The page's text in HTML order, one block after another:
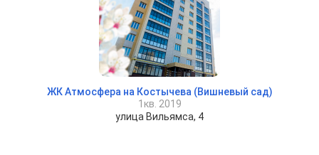
ЖК Атмосфера на Костычева (Вишневый сад)
1кв. 2019
улица Вильямса, 4